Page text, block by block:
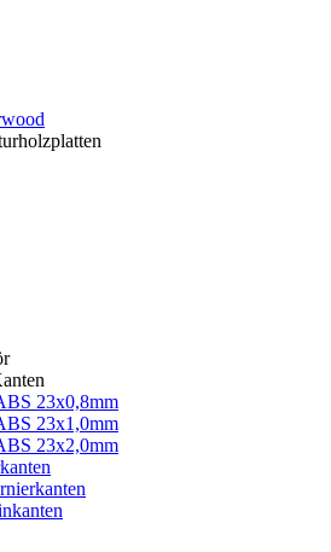
23x0,8mm
23x1,0mm
23x2,0mm